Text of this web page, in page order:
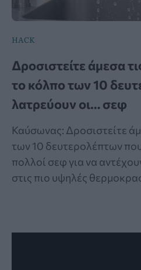
HACK
Δροσιστείτε άμεσα
το κόλπο των 10
λατρεύουν οι… σεφ
Καύσωνας: Δροσιστείτε
των 10 δευτερολέπτων
πολλοί σεφ για να
στις πιο υψηλές